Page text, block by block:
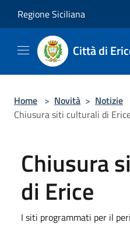
Regione Siciliana
Città di
Home > Novità > Notizie
Chiusura siti culturali di
Chiusura
di Erice
I siti programmati per il